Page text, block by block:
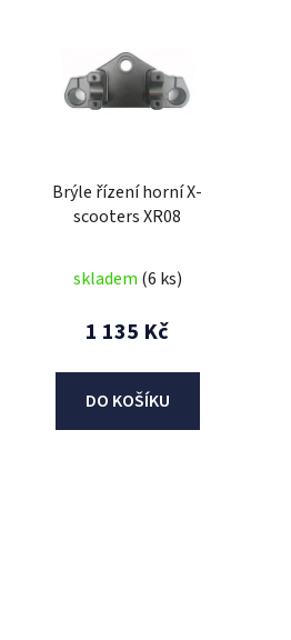
Brýle řízení horní X-
scooters XR08
skladem (6 ks)
1 135 Kč
DO KOŠÍKU